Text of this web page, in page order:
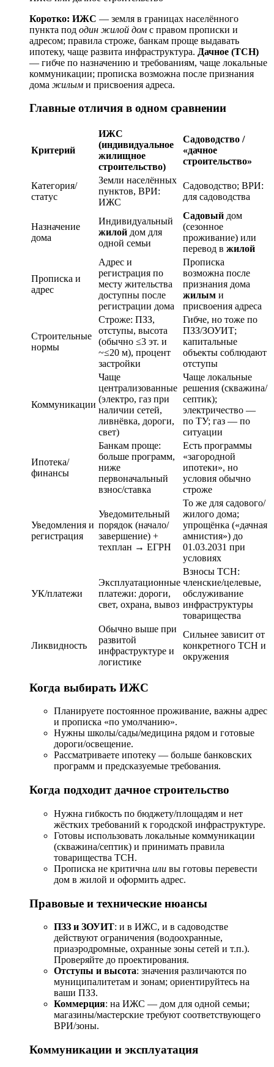
Коротко: ИЖС — земля в границах населённого
пункта под один жилой дом с правом прописки и
адресом; правила строже, банкам проще выдавать
ипотеку, чаще развита инфраструктура. Дачное (ТСН)
— гибче по назначению и требованиям, чаще локальные
коммуникации; прописка возможна после признания
дома жилым и присвоения адреса.
Главные отличия в одном сравнении
Критерий
ИЖС
(индивидуальное
жилищное
строительство)
Садоводство /
«дачное
строительство»
Категория/
статус
Земли населённых
пунктов, ВРИ:
ИЖС
Садоводство; ВРИ:
для садоводства
Назначение
дома
Индивидуальный
жилой дом для
одной семьи
Садовый дом
(сезонное
проживание) или
перевод в жилой
Прописка и
адрес
Адрес и
регистрация по
месту жительства
доступны после
регистрации дома
Прописка
возможна после
признания дома
жилым и
присвоения адреса
Строительные
нормы
Строже: ПЗЗ,
отступы, высота
(обычно ≤3 эт. и
~≤20 м), процент
застройки
Гибче, но тоже по
ПЗЗ/ЗОУИТ;
капитальные
объекты соблюдают
отступы
Коммуникации
Чаще
централизованные
(электро, газ при
наличии сетей,
ливнёвка, дороги,
свет)
Чаще локальные
решения (скважина/
септик);
электричество —
по ТУ; газ — по
ситуации
Ипотека/
финансы
Банкам проще:
больше программ,
ниже
первоначальный
взнос/ставка
Есть программы
«загородной
ипотеки», но
условия обычно
строже
Уведомления и
регистрация
Уведомительный
порядок (начало/
завершение) +
техплан → ЕГРН
То же для садового/
жилого дома;
упрощёнка («дачная
амнистия») до
01.03.2031 при
условиях
УК/платежи
Эксплуатационные
платежи: дороги,
свет, охрана, вывоз
Взносы ТСН:
членские/целевые,
обслуживание
инфраструктуры
товарищества
Ликвидность
Обычно выше при
развитой
инфраструктуре и
логистике
Сильнее зависит от
конкретного ТСН и
окружения
Когда выбирать ИЖС
Планируете постоянное проживание, важны адрес
и прописка «по умолчанию».
Нужны школы/сады/медицина рядом и готовые
дороги/освещение.
Рассматриваете ипотеку — больше банковских
программ и предсказуемые требования.
Когда подходит дачное строительство
Нужна гибкость по бюджету/площадям и нет
жёстких требований к городской инфраструктуре.
Готовы использовать локальные коммуникации
(скважина/септик) и принимать правила
товарищества ТСН.
Прописка не критична или вы готовы перевести
дом в жилой и оформить адрес.
Правовые и технические нюансы
ПЗЗ и ЗОУИТ: и в ИЖС, и в садоводстве
действуют ограничения (водоохранные,
приаэродромные, охранные зоны сетей и т.п.).
Проверяйте до проектирования.
Отступы и высота: значения различаются по
муниципалитетам и зонам; ориентируйтесь на
ваши ПЗЗ.
Коммерция: на ИЖС — дом для одной семьи;
магазины/мастерские требуют соответствующего
ВРИ/зоны.
Коммуникации и эксплуатация